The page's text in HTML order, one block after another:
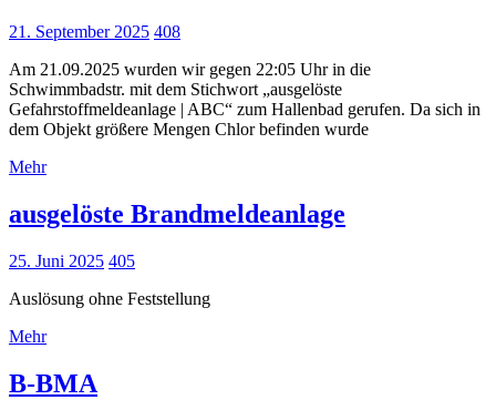
21. September 2025 408
Am 21.09.2025 wurden wir gegen 22:05 Uhr in die
Schwimmbadstr. mit dem Stichwort „ausgelöste
Gefahrstoffmeldeanlage | ABC“ zum Hallenbad gerufen. Da sich in
dem Objekt größere Mengen Chlor befinden wurde
Mehr
ausgelöste Brandmeldeanlage
25. Juni 2025 405
Auslösung ohne Feststellung
Mehr
B-BMA